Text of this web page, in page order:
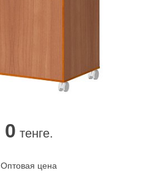
0 тенге.
Оптовая цена